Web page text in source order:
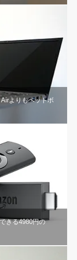
よりもペットボ
きる4980円の